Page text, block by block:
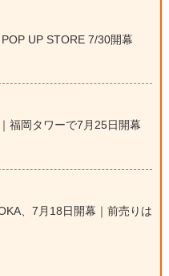
UP STORE 7/30開幕
福岡タワーで7月25日開幕
、7月18日開幕｜前売りは